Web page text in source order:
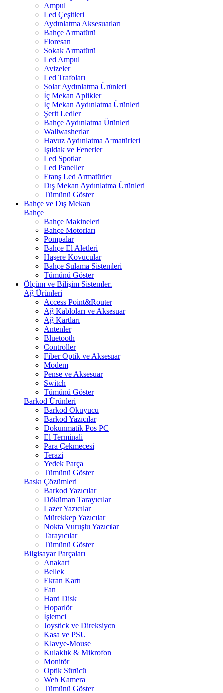
Ampul
Led Çeşitleri
Aydınlatma Aksesuarları
Bahçe Armatürü
Floresan
Sokak Armatürü
Led Ampul
Avizeler
Led Trafoları
Solar Aydınlatma Ürünleri
İç Mekan Aplikler
İç Mekan Aydınlatma Ürünleri
Şerit Ledler
Bahçe Aydınlatma Ürünleri
Wallwasherlar
Havuz Aydınlatma Armatürleri
Işıldak ve Fenerler
Led Spotlar
Led Paneller
Etanş Led Armatürler
Dış Mekan Aydınlatma Ürünleri
Tümünü Göster
Bahçe ve Dış Mekan
Bahçe
Bahçe Makineleri
Bahçe Motorları
Pompalar
Bahçe El Aletleri
Haşere Kovucular
Bahçe Sulama Sistemleri
Tümünü Göster
Ölçüm ve Bilişim Sistemleri
Ağ Ürünleri
Access Point&Router
Ağ Kabloları ve Aksesuar
Ağ Kartları
Antenler
Bluetooth
Controller
Fiber Optik ve Aksesuar
Modem
Pense ve Aksesuar
Switch
Tümünü Göster
Barkod Ürünleri
Barkod Okuyucu
Barkod Yazıcılar
Dokunmatik Pos PC
El Terminali
Para Çekmecesi
Terazi
Yedek Parça
Tümünü Göster
Baskı Çözümleri
Barkod Yazıcılar
Döküman Tarayıcılar
Lazer Yazıcılar
Mürekkep Yazıcılar
Nokta Vuruşlu Yazıcılar
Tarayıcılar
Tümünü Göster
Bilgisayar Parçaları
Anakart
Bellek
Ekran Kartı
Fan
Hard Disk
Hoparlör
İşlemci
Joystick ve Direksiyon
Kasa ve PSU
Klavye-Mouse
Kulaklık & Mikrofon
Monitör
Optik Sürücü
Web Kamera
Tümünü Göster